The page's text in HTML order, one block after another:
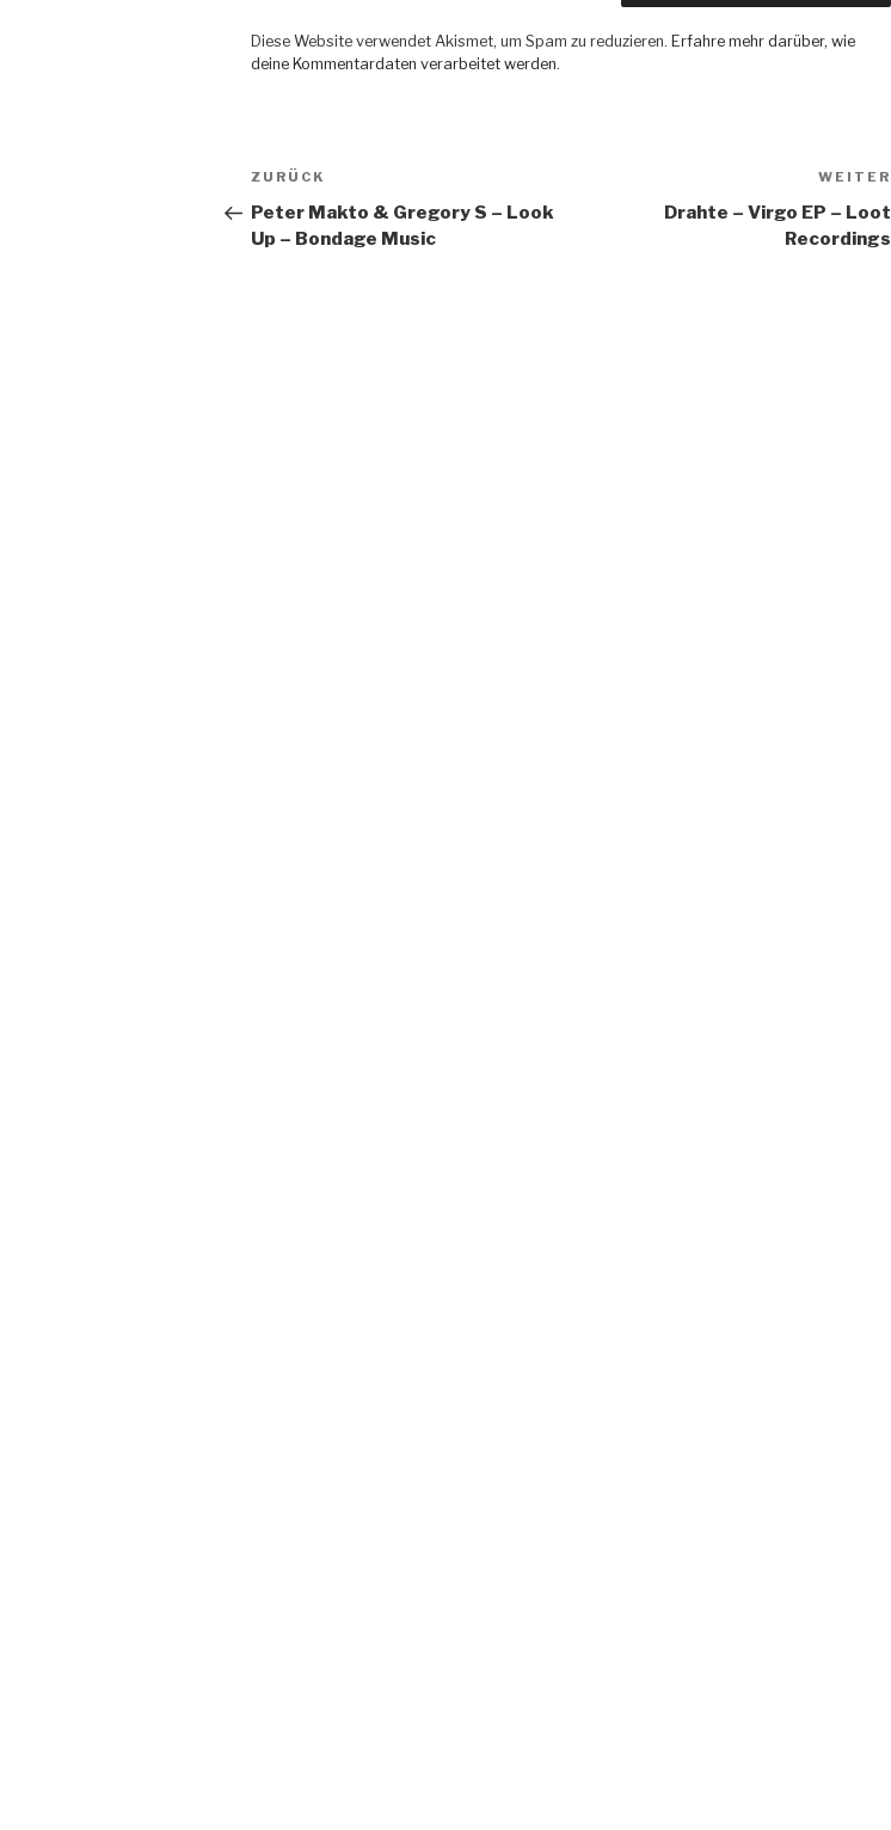
Diese Website verwendet Akismet, um Spam zu reduzieren. Erfahre mehr darüber, wie
deine Kommentardaten verarbeitet werden.
Beitragsnavigation
Vorheriger
ZURÜCK
Peter Makto & Gregory S – Look
Up – Bondage Music
WEITER
Drahte – Virgo EP – Loot
Recordings